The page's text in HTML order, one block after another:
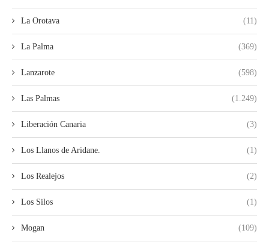
La Orotava (11)
La Palma (369)
Lanzarote (598)
Las Palmas (1.249)
Liberación Canaria (3)
Los Llanos de Aridane. (1)
Los Realejos (2)
Los Silos (1)
Mogan (109)